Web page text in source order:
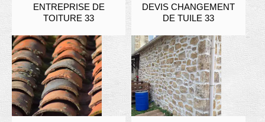
ENTREPRISE DE
TOITURE 33
DEVIS CHANGEMENT
DE TUILE 33